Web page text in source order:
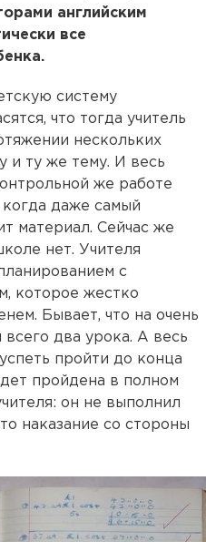
английским
все
систему
что тогда учитель
нескольких
и ту же тему. И весь
же работе
когда даже самый
материал. Сейчас же
нет. Учителя
с
которое жестко
Бывает, что на очень
два урока. А весь
пройти до конца
пройдена в полном
он не выполнил
наказание со стороны